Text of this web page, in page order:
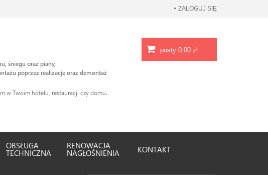
ZALOGUJ SIĘ
śniegu oraz piany,
poprzez realizację oraz demontaż
w Twoim hotelu, restauracji czy domu.
pusty 0,00 zł
OBSŁUGA
TECHNICZNA
RENOWACJA
NAGŁOŚNIENIA KONTAKT